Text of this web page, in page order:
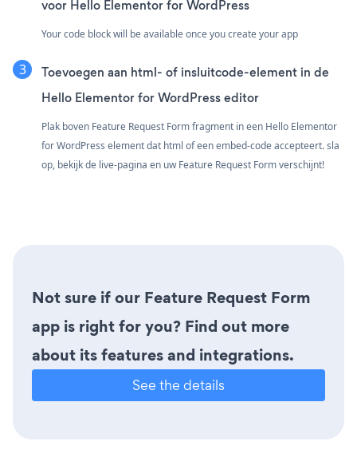
voor Hello Elementor for WordPress
Your code block will be available once you create your app
Toevoegen aan html- of insluitcode-element in de
Hello Elementor for WordPress editor
Plak boven Feature Request Form fragment in een Hello Elementor
for WordPress element dat html of een embed-code accepteert. sla
op, bekijk de live-pagina en uw Feature Request Form verschijnt!
Not sure if our Feature Request Form
app is right for you? Find out more
about its features and integrations.
See the details